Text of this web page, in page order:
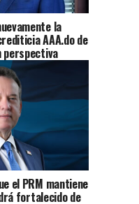
la
AAA.do de
perspectiva
el PRM mantiene
fortalecido de